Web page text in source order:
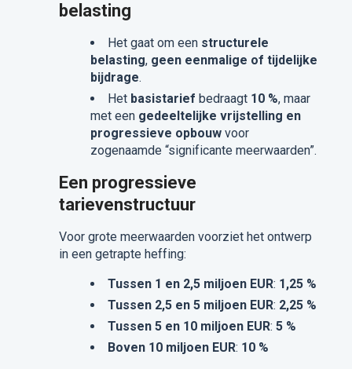
belasting
Het gaat om een structurele
belasting, geen eenmalige of tijdelijke
bijdrage.
Het basistarief bedraagt 10 %, maar
met een gedeeltelijke vrijstelling en
progressieve opbouwvoor
zogenaamde “significante meerwaarden”.
Een progressieve
tarievenstructuur
Voor grote meerwaarden voorziet het ontwerp
in een getrapte heffing:
Tussen 1 en 2,5 miljoen EUR: 1,25 %
Tussen 2,5 en 5 miljoen EUR: 2,25 %
Tussen 5 en 10 miljoen EUR: 5 %
Boven 10 miljoen EUR: 10 %